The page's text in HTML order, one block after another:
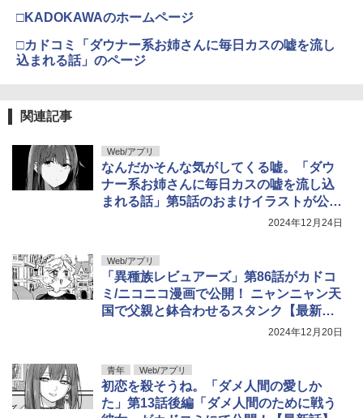
□KADOKAWAのホームページ
□カドコミ「ダウナー系お姉さんに毎日カスの嘘を流し
込まれる話」のページ
関連記事
Web/アプリ
なんだかそんな気がしてくる嘘。「ダウ
ナー系お姉さんに毎日カスの嘘を流し込
まれる話」第5話のおまけイラストが公
2024年12月24日
Web/アプリ
「異種族レビュアーズ」第86話がカドコ
ミ/ニコニコ漫画で公開！ ニャンニャン天
国で父親と鉢合わせるスタンク【最新
2024年12月20日
青年 Web/アプリ
初恋を殺そうね。「ダメ人間の愛しか
た」第13話後編「ダメ人間のために戦う